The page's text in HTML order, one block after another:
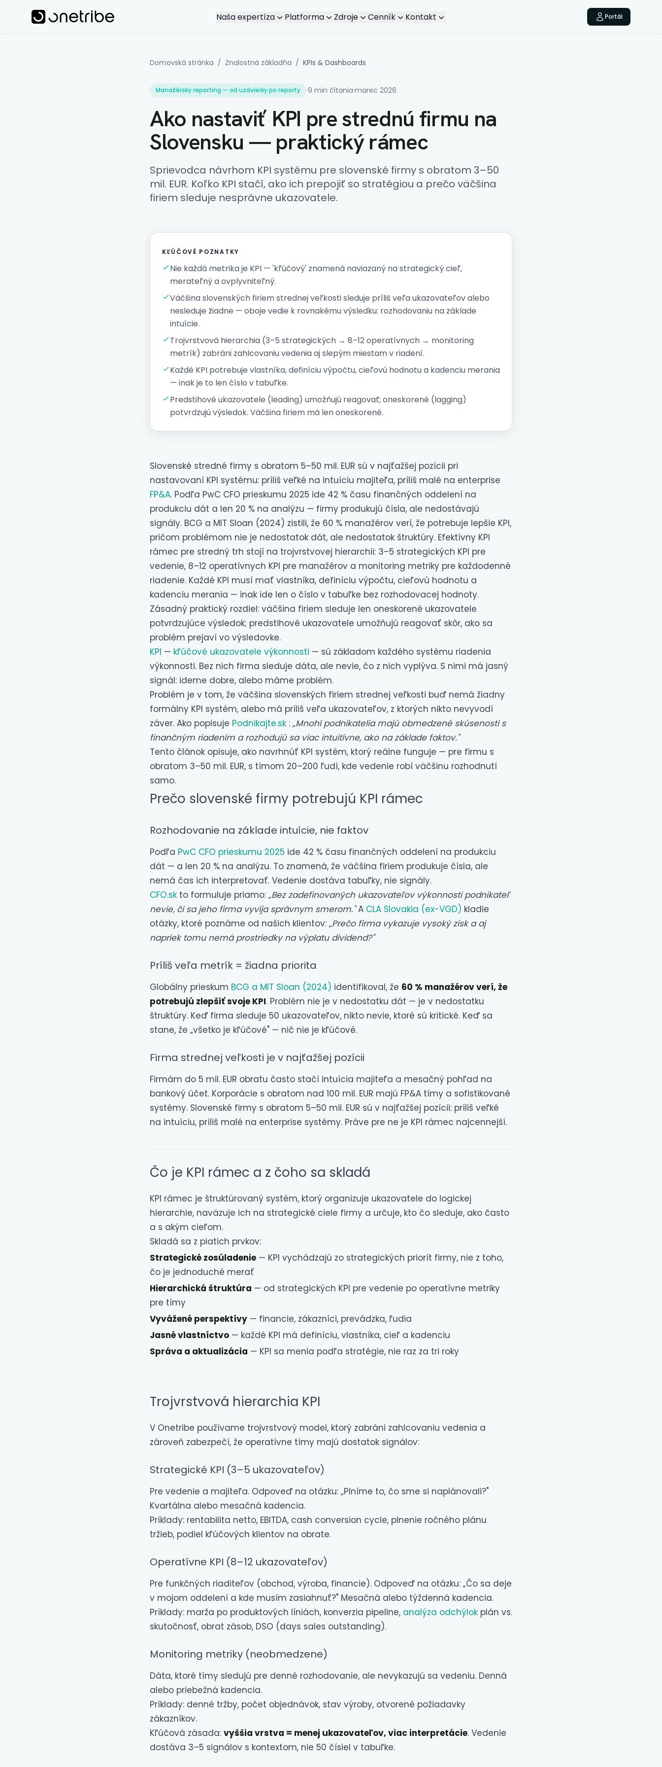
Onetribe
Naša expertíza Platforma Zdroje Cenník Kontakt Portál
Ako nastaviť KPI Select section...
Domovská stránka / Znalostná základňa / KPIs & Dashboards
Manažérsky reporting — od uzávierky po reporty ·9 min čítania·marec 2026
Ako nastaviť KPI pre strednú firmu na
Slovensku — praktický rámec
Sprievodca návrhom KPI systému pre slovenské firmy s obratom 3–50
mil. EUR. Koľko KPI stačí, ako ich prepojiť so stratégiou a prečo väčšina
firiem sleduje nesprávne ukazovatele.
KĽÚČOVÉ POZNATKY
Nie každá metrika je KPI — 'kľúčový' znamená naviazaný na strategický cieľ,
merateľný a ovplyvniteľný.
Väčšina slovenských firiem strednej veľkosti sleduje príliš veľa ukazovateľov alebo
nesleduje žiadne — oboje vedie k rovnakému výsledku: rozhodovaniu na základe
intuície.
Trojvrstvová hierarchia (3–5 strategických → 8–12 operatívnych → monitoring
metrík) zabráni zahlcovaniu vedenia aj slepým miestam v riadení.
Každé KPI potrebuje vlastníka, definíciu výpočtu, cieľovú hodnotu a kadenciu merania
— inak je to len číslo v tabuľke.
Predstihové ukazovatele (leading) umožňujú reagovať; oneskorené (lagging)
potvrdzujú výsledok. Väčšina firiem má len oneskorené.
Slovenské stredné firmy s obratom 5–50 mil. EUR sú v najťažšej pozícii pri
nastavovaní KPI systému: príliš veľké na intuíciu majiteľa, príliš malé na enterprise
FP&A. Podľa PwC CFO prieskumu 2025 ide 42 % času finančných oddelení na
produkciu dát a len 20 % na analýzu — firmy produkujú čísla, ale nedostávajú
signály. BCG a MIT Sloan (2024) zistili, že 60 % manažérov verí, že potrebuje lepšie KPI,
pričom problémom nie je nedostatok dát, ale nedostatok štruktúry. Efektívny KPI
rámec pre stredný trh stojí na trojvrstvovej hierarchii: 3–5 strategických KPI pre
vedenie, 8–12 operatívnych KPI pre manažérov a monitoring metriky pre každodenné
riadenie. Každé KPI musí mať vlastníka, definíciu výpočtu, cieľovú hodnotu a
kadenciu merania — inak ide len o číslo v tabuľke bez rozhodovacej hodnoty.
Zásadný praktický rozdiel: väčšina firiem sleduje len oneskorené ukazovatele
potvrdzujúce výsledok; predstihové ukazovatele umožňujú reagovať skôr, ako sa
problém prejaví vo výsledovke.
KPI — kľúčové ukazovatele výkonnosti — sú základom každého systému riadenia
výkonnosti. Bez nich firma sleduje dáta, ale nevie, čo z nich vyplýva. S nimi má jasný
signál: ideme dobre, alebo máme problém.
Problém je v tom, že väčšina slovenských firiem strednej veľkosti buď nemá žiadny
formálny KPI systém, alebo má príliš veľa ukazovateľov, z ktorých nikto nevyvodí
záver. Ako popisuje Podnikajte.sk : „Mnohí podnikatelia majú obmedzené skúsenosti s
finančným riadením a rozhodujú sa viac intuitívne, ako na základe faktov."
Tento článok opisuje, ako navrhnúť KPI systém, ktorý reálne funguje — pre firmu s
obratom 3–50 mil. EUR, s tímom 20–200 ľudí, kde vedenie robí väčšinu rozhodnutí
samo.
Prečo slovenské firmy potrebujú KPI rámec
Rozhodovanie na základe intuície, nie faktov
Podľa PwC CFO prieskumu 2025 ide 42 % času finančných oddelení na produkciu
dát — a len 20 % na analýzu. To znamená, že väčšina firiem produkuje čísla, ale
nemá čas ich interpretovať. Vedenie dostáva tabuľky, nie signály.
CFO.sk to formuluje priamo: „Bez zadefinovaných ukazovateľov výkonnosti podnikateľ
nevie, či sa jeho firma vyvíja správnym smerom."A CLA Slovakia (ex-VGD) kladie
otázky, ktoré poznáme od našich klientov: „Prečo firma vykazuje vysoký zisk a aj
napriek tomu nemá prostriedky na výplatu dividend?"
Príliš veľa metrík = žiadna priorita
Globálny prieskum BCG a MIT Sloan (2024) identifikoval, že 60 % manažérov verí, že
potrebujú zlepšiť svoje KPI. Problém nie je v nedostatku dát — je v nedostatku
štruktúry. Keď firma sleduje 50 ukazovateľov, nikto nevie, ktoré sú kritické. Keď sa
stane, že „všetko je kľúčové" — nič nie je kľúčové.
Firma strednej veľkosti je v najťažšej pozícii
Firmám do 5 mil. EUR obratu často stačí intuícia majiteľa a mesačný pohľad na
bankový účet. Korporácie s obratom nad 100 mil. EUR majú FP&A tímy a sofistikované
systémy. Slovenské firmy s obratom 5–50 mil. EUR sú v najťažšej pozícii: príliš veľké
na intuíciu, príliš malé na enterprise systémy. Práve pre ne je KPI rámec najcennejší.
Čo je KPI rámec a z čoho sa skladá
KPI rámec je štruktúrovaný systém, ktorý organizuje ukazovatele do logickej
hierarchie, naväzuje ich na strategické ciele firmy a určuje, kto čo sleduje, ako často
a s akým cieľom.
Skladá sa z piatich prvkov:
Strategické zosúladenie — KPI vychádzajú zo strategických priorít firmy, nie z toho,
čo je jednoduché merať
Hierarchická štruktúra — od strategických KPI pre vedenie po operatívne metriky
pre tímy
Vyvážené perspektívy — financie, zákazníci, prevádzka, ľudia
Jasné vlastníctvo — každé KPI má definíciu, vlastníka, cieľ a kadenciu
Správa a aktualizácia — KPI sa menia podľa stratégie, nie raz za tri roky
Trojvrstvová hierarchia KPI
V Onetribe používame trojvrstvový model, ktorý zabráni zahlcovaniu vedenia a
zároveň zabezpečí, že operatívne tímy majú dostatok signálov:
Strategické KPI (3–5 ukazovateľov)
Pre vedenie a majiteľa. Odpoveď na otázku: „Plníme to, čo sme si naplánovali?"
Kvartálna alebo mesačná kadencia.
Príklady: rentabilita netto, EBITDA, cash conversion cycle, plnenie ročného plánu
tržieb, podiel kľúčových klientov na obrate.
Operatívne KPI (8–12 ukazovateľov)
Pre funkčných riaditeľov (obchod, výroba, financie). Odpoveď na otázku: „Čo sa deje
v mojom oddelení a kde musím zasiahnuť?" Mesačná alebo týždenná kadencia.
Príklady: marža po produktových líniách, konverzia pipeline, analýza odchýlok plán vs.
skutočnosť, obrat zásob, DSO (days sales outstanding).
Monitoring metriky (neobmedzene)
Dáta, ktoré tímy sledujú pre denné rozhodovanie, ale nevykazujú sa vedeniu. Denná
alebo priebežná kadencia.
Príklady: denné tržby, počet objednávok, stav výroby, otvorené požiadavky
zákazníkov.
Kľúčová zásada: vyššia vrstva = menej ukazovateľov, viac interpretácie. Vedenie
dostáva 3–5 signálov s kontextom, nie 50 čísiel v tabuľke.